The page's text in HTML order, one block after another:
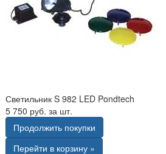
Светильник S 982 LED Pondtech
5 750 руб. за шт.
Продолжить покупки
Перейти в корзину »